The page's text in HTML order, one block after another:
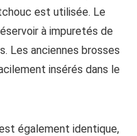
est utilisée. Le
à impuretés de
Les anciennes brosses
insérés dans le
également identique,